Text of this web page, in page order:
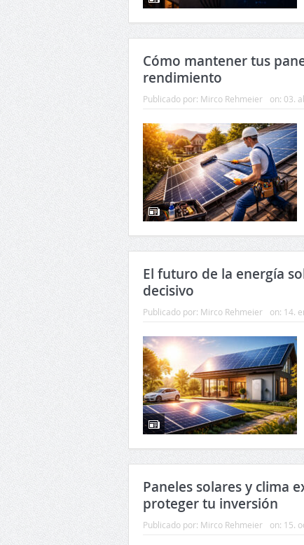
Cómo mantener tus
rendimiento
Publicado por: Mirco Rehmeier on: 03.
El futuro de la energía
decisivo
Publicado por: Mirco Rehmeier on: 14.
Paneles solares y clima
proteger tu inversión
Publicado por: Mirco Rehmeier on: 15.